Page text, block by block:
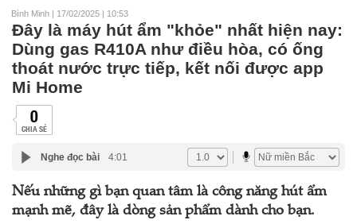
Bình Minh | 17/02/2025 | 10:53
Đây là máy hút ẩm "khỏe" nhất hiện nay:
Dùng gas R410A như điều hòa, có ống
thoát nước trực tiếp, kết nối được app
Mi Home
0
CHIA SẺ
Nghe đọc bài 4:01
Nếu những gì bạn quan tâm là công năng hút ẩm
mạnh mẽ, đây là dòng sản phẩm dành cho bạn.